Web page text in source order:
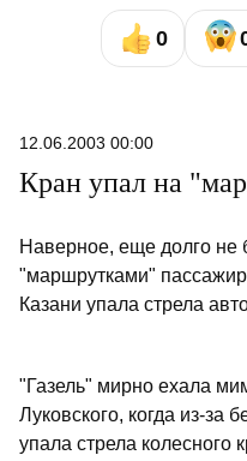
0
12.06.2003 00:00
Кран упал на
Наверное, еще долго не
"маршрутками"
Казани упала стрела
"Газель" мирно ехала
Луковского, когда из-за
упала стрела колесного